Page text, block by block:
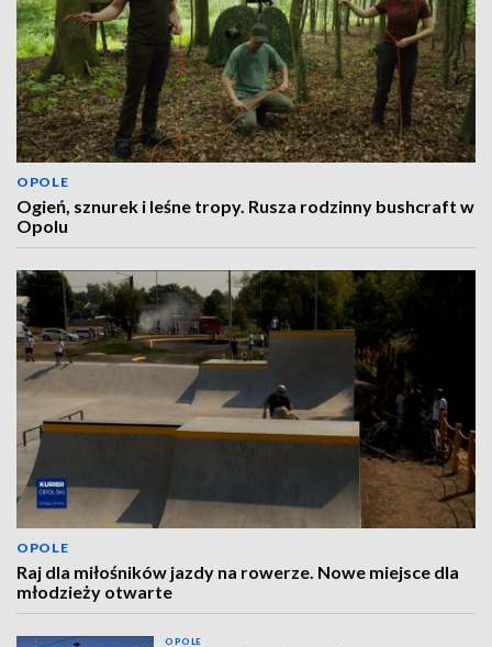
OPOLE
Ogień, sznurek i leśne tropy. Rusza rodzinny bushcraft w
Opolu
OPOLE
Raj dla miłośników jazdy na rowerze. Nowe miejsce dla
młodzieży otwarte
OPOLE